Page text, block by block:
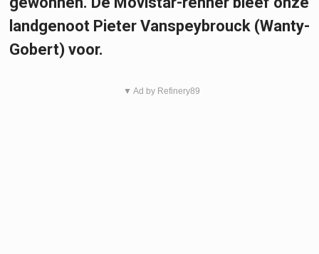
landgenoot Pieter Vanspeybrouck (Wanty-
Gobert) voor.
▼ Ad by Refinery89